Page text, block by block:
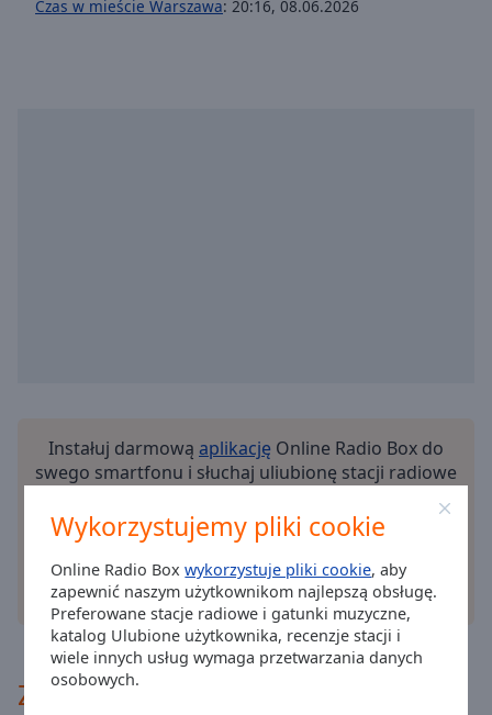
Wykorzystujemy pliki cookie
Online Radio Boxwykorzystuje pliki cookie, aby
zapewnić naszym użytkownikom najlepszą obsługę.
Preferowane stacje radiowe i gatunki muzyczne,
katalog Ulubione użytkownika, recenzje stacji i
wiele innych usług wymaga przetwarzania danych
osobowych.
modal
window.
Beginning
window.
Escape
cancel
and
Czas w mieście Warszawa: 20:16, 08.06.2026
Instałuj darmową aplikację Online Radio Box do
swego smartfonu i słuchaj uliubionę stacji radiowe
inne opcje
Zaleca